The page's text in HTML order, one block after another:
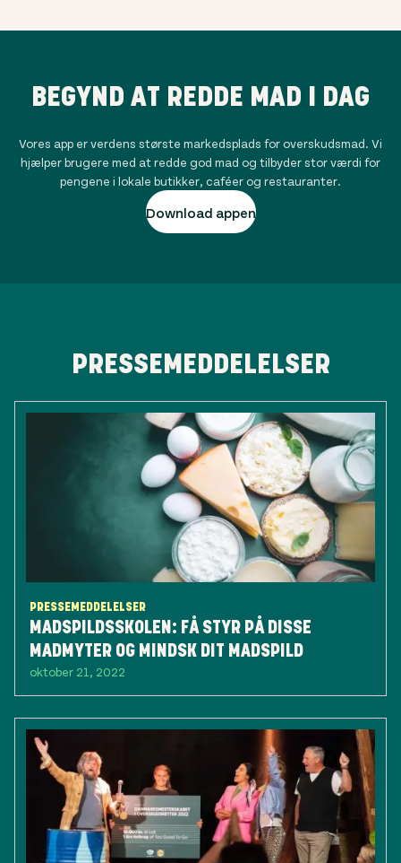
BEGYND AT REDDE MAD I DAG
Vores app er verdens største markedsplads for overskudsmad. Vi
hjælper brugere med at redde god mad og tilbyder stor værdi for
pengene i lokale butikker, caféer og restauranter.
Download appen
PRESSEMEDDELELSER
PRESSEMEDDELELSER
MADSPILDSSKOLEN: FÅ STYR PÅ DISSE
MADMYTER OG MINDSK DIT MADSPILD
oktober 21, 2022